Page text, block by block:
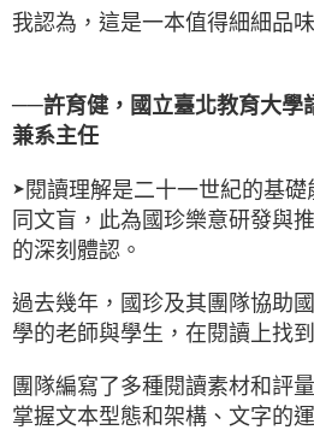
我認為，這是一本值得細細品
──許育健，國立臺北教育大學
兼系主任
➤ 閱讀理解是二十一世紀的基
同文盲，此為國珍樂意研發與
的深刻體認。
過去幾年，國珍及其團隊協助
學的老師與學生，在閱讀上找
團隊編寫了多種閱讀素材和評
掌握文本型態和架構、文字的